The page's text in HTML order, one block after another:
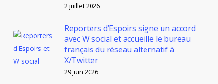
2 juillet 2026
Reporters d’Espoirs signe un accord
avec W social et accueille le bureau
français du réseau alternatif à
X/Twitter
29 juin 2026